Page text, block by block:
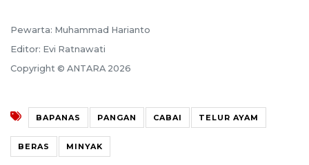
Pewarta: Muhammad Harianto
Editor: Evi Ratnawati
Copyright © ANTARA 2026
BAPANAS PANGAN CABAI TELUR AYAM
BERAS MINYAK